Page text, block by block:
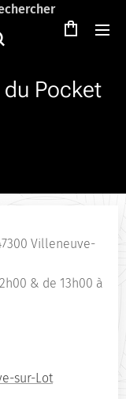
Pocket
Villeneuve-
& de 13h00 à
sur-Lot